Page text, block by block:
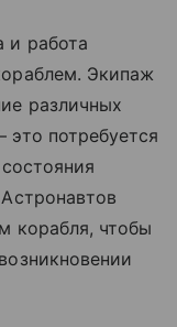
и работа
Экипаж
различных
потребуется
корабля, чтобы